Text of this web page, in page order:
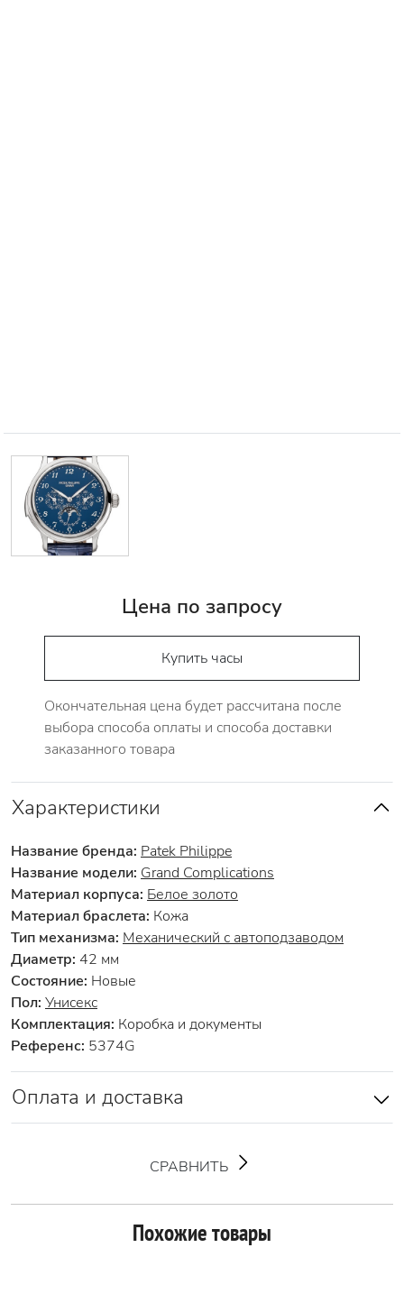
Цена по запросу
Купить часы
Окончательная цена будет рассчитана после
выбора способа оплаты и способа доставки
заказанного товара
Характеристики
Название бренда: Patek Philippe
Название модели: Grand Complications
Материал корпуса: Белое золото
Материал браслета: Кожа
Тип механизма: Механический с автоподзаводом
Диаметр: 42 мм
Состояние: Новые
Пол: Унисекс
Комплектация: Коробка и документы
Референс: 5374G
Оплата и доставка
СРАВНИТЬ
Похожие товары